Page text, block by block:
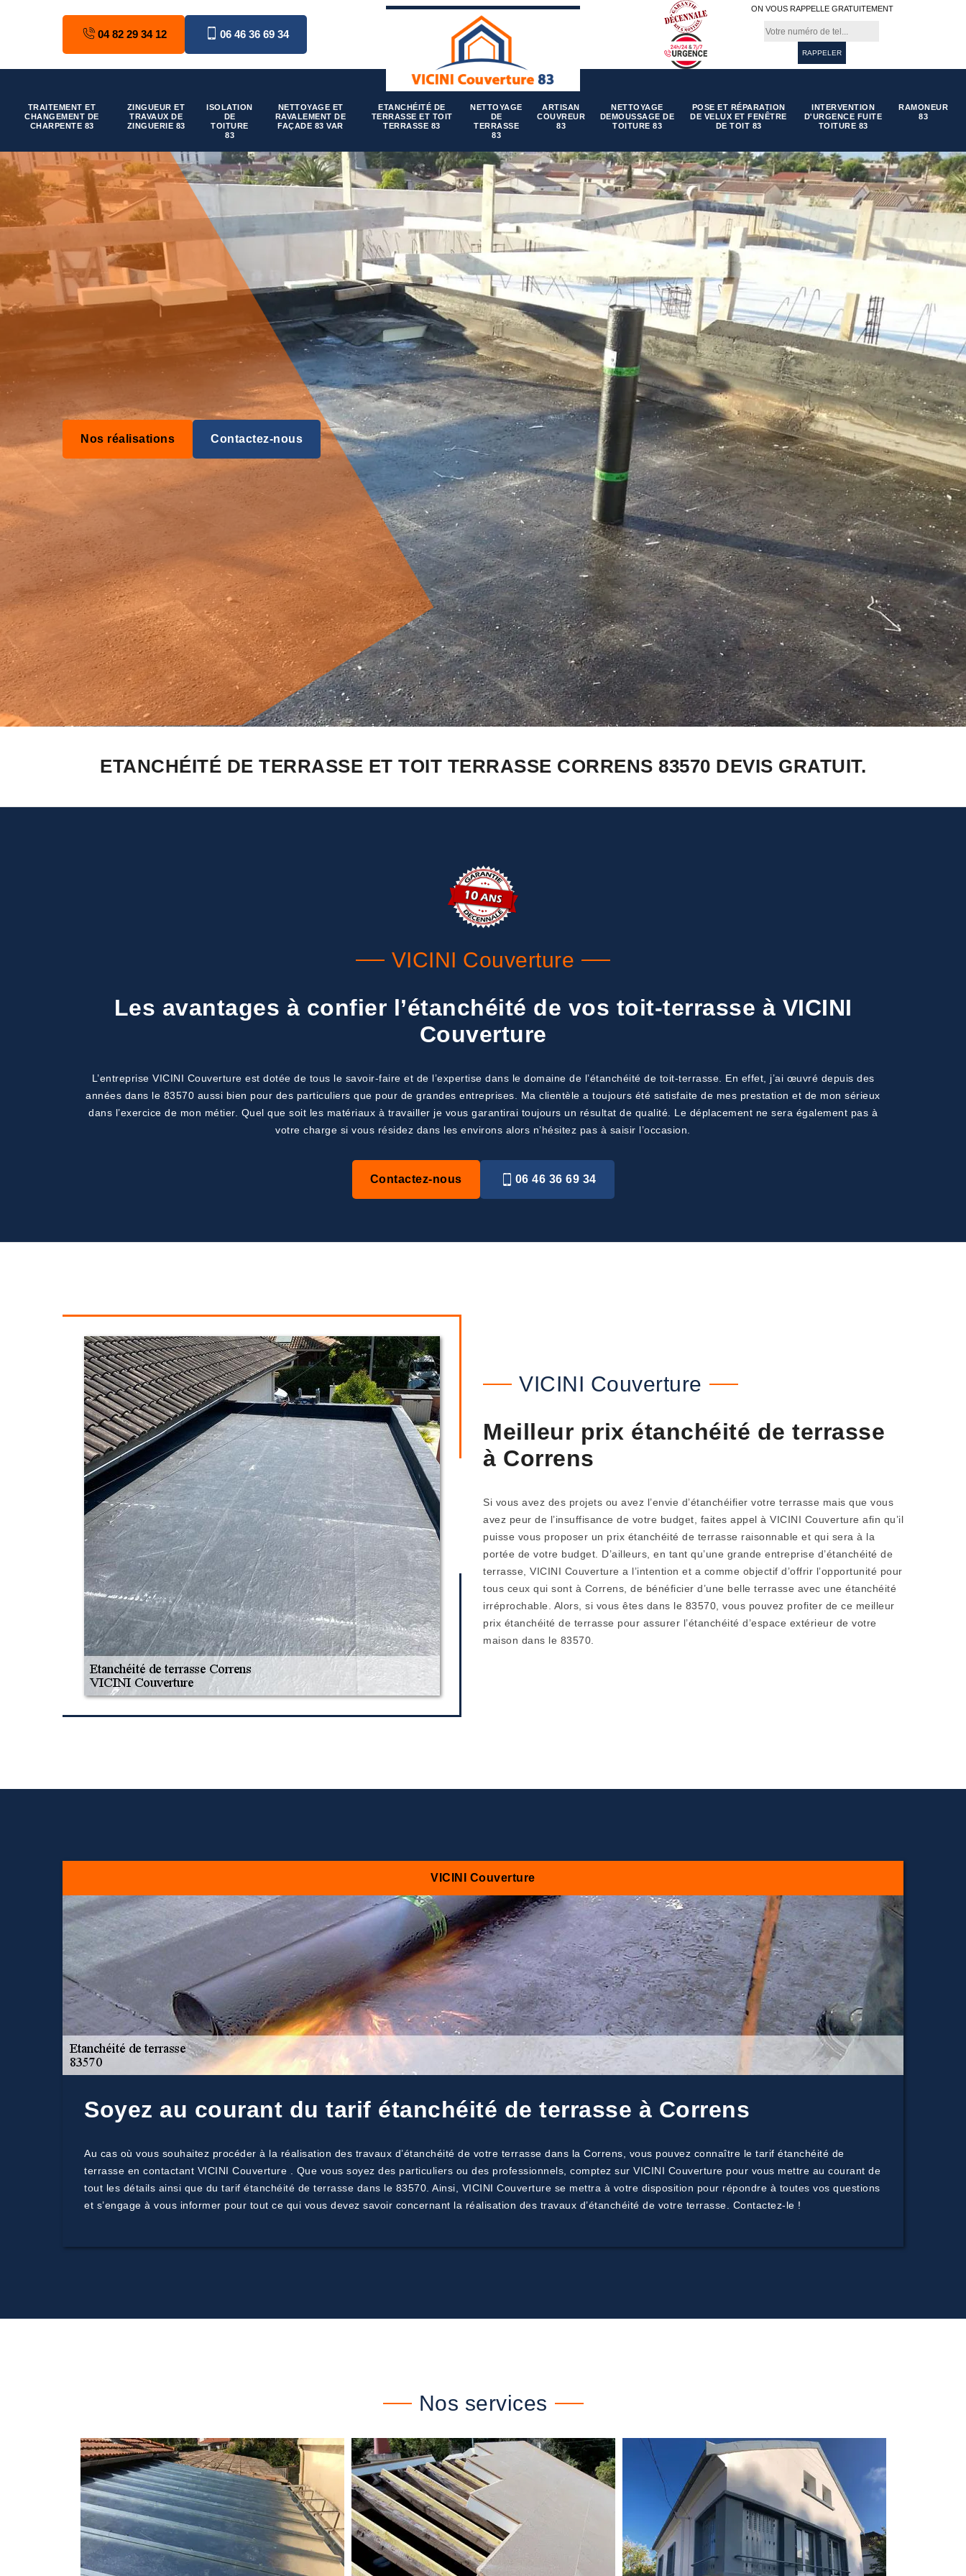
04 82 29 34 12 06 46 36 69 34
ON VOUS RAPPELLE GRATUITEMENT
TRAITEMENT ET
CHANGEMENT DE
CHARPENTE 83
ZINGUEUR ET
TRAVAUX DE
ZINGUERIE 83
ISOLATION
DE
TOITURE
83
NETTOYAGE ET
RAVALEMENT DE
FAÇADE 83 VAR
ETANCHÉITÉ DE
TERRASSE ET TOIT
TERRASSE 83
NETTOYAGE
DE
TERRASSE
83
ARTISAN
COUVREUR
83
NETTOYAGE
DEMOUSSAGE DE
TOITURE 83
POSE ET RÉPARATION
DE VELUX ET FENÊTRE
DE TOIT 83
INTERVENTION
D'URGENCE FUITE
TOITURE 83
RAMONEUR
83
Nos réalisations Contactez-nous
ETANCHÉITÉ DE TERRASSE ET TOIT TERRASSE CORRENS 83570 DEVIS GRATUIT.
VICINI Couverture
Les avantages à confier l’étanchéité de vos toit-terrasse à VICINI
Couverture
L’entreprise VICINI Couverture est dotée de tous le savoir-faire et de l’expertise dans le domaine de l’étanchéité de toit-terrasse. En effet, j’ai œuvré depuis des
années dans le 83570 aussi bien pour des particuliers que pour de grandes entreprises. Ma clientèle a toujours été satisfaite de mes prestation et de mon sérieux
dans l’exercice de mon métier. Quel que soit les matériaux à travailler je vous garantirai toujours un résultat de qualité. Le déplacement ne sera également pas à
votre charge si vous résidez dans les environs alors n’hésitez pas à saisir l’occasion.
Contactez-nous 06 46 36 69 34
VICINI Couverture
Meilleur prix étanchéité de terrasse
à Correns
Si vous avez des projets ou avez l’envie d’étanchéifier votre terrasse mais que vous
avez peur de l’insuffisance de votre budget, faites appel à VICINI Couverture afin qu’il
puisse vous proposer un prix étanchéité de terrasse raisonnable et qui sera à la
portée de votre budget. D’ailleurs, en tant qu’une grande entreprise d’étanchéité de
terrasse, VICINI Couverture a l’intention et a comme objectif d’offrir l’opportunité pour
tous ceux qui sont à Correns, de bénéficier d’une belle terrasse avec une étanchéité
irréprochable. Alors, si vous êtes dans le 83570, vous pouvez profiter de ce meilleur
prix étanchéité de terrasse pour assurer l’étanchéité d’espace extérieur de votre
maison dans le 83570.
VICINI Couverture
Soyez au courant du tarif étanchéité de terrasse à Correns
Au cas où vous souhaitez procéder à la réalisation des travaux d’étanchéité de votre terrasse dans la Correns, vous pouvez connaître le tarif étanchéité de
terrasse en contactant VICINI Couverture . Que vous soyez des particuliers ou des professionnels, comptez sur VICINI Couverture pour vous mettre au courant de
tout les détails ainsi que du tarif étanchéité de terrasse dans le 83570. Ainsi, VICINI Couverture se mettra à votre disposition pour répondre à toutes vos questions
et s’engage à vous informer pour tout ce qui vous devez savoir concernant la réalisation des travaux d’étanchéité de votre terrasse. Contactez-le !
Nos services